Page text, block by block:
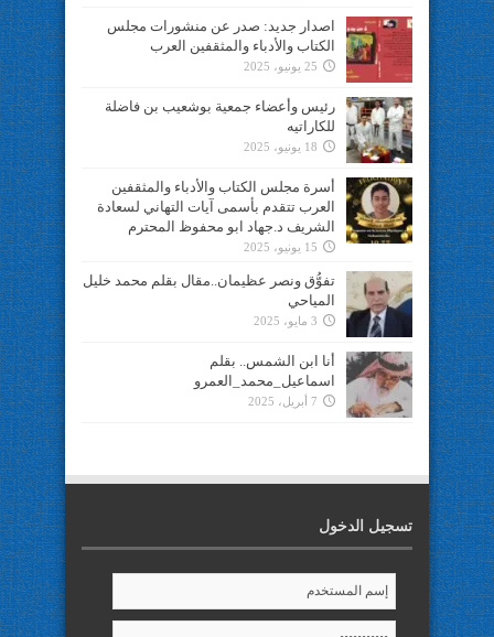
اصدار جديد: صدر عن منشورات مجلس
الكتاب والأدباء والمثقفين العرب
25 يونيو، 2025
رئيس وأعضاء جمعية بوشعيب بن فاضلة
للكاراتيه
18 يونيو، 2025
أسرة مجلس الكتاب والأدباء والمثقفين
العرب تتقدم بأسمى آيات التهاني لسعادة
الشريف د.جهاد ابو محفوظ المحترم
15 يونيو، 2025
تفوُّق ونصر عظيمان..مقال بقلم محمد خليل
المياحي
3 مايو، 2025
أنا ابن الشمس.. بقلم
اسماعيل_محمد_العمرو
7 أبريل، 2025
تسجيل الدخول